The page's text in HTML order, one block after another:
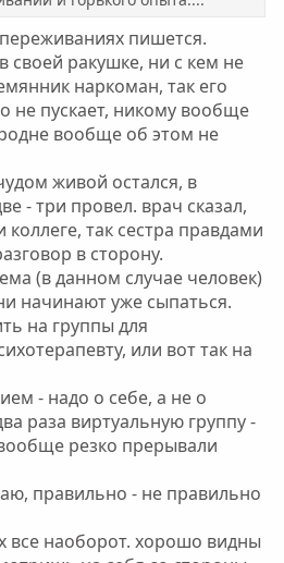
пишется.
своей ракушке, ни с кем не
наркоман, так его
не пускает, никому вообще
вообще об этом не
живой остался, в
- три провел. врач сказал,
так сестра правдами
в сторону.
(в данном случае человек)
начинают уже сыпаться.
на группы для
или вот так на
- надо о себе, а не о
раза виртуальную группу -
резко прерывали
правильно - не правильно
все наоборот. хорошо видны